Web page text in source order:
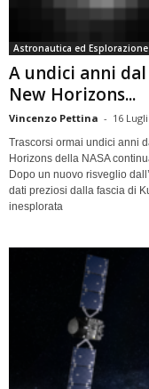
Astronautica ed
A undici anni
New Horizons...
Vincenzo Pettina - 16
Trascorsi ormai undici anni
Horizons della NASA
Dopo un nuovo risveglio
dati preziosi dalla fascia di
inesplorata